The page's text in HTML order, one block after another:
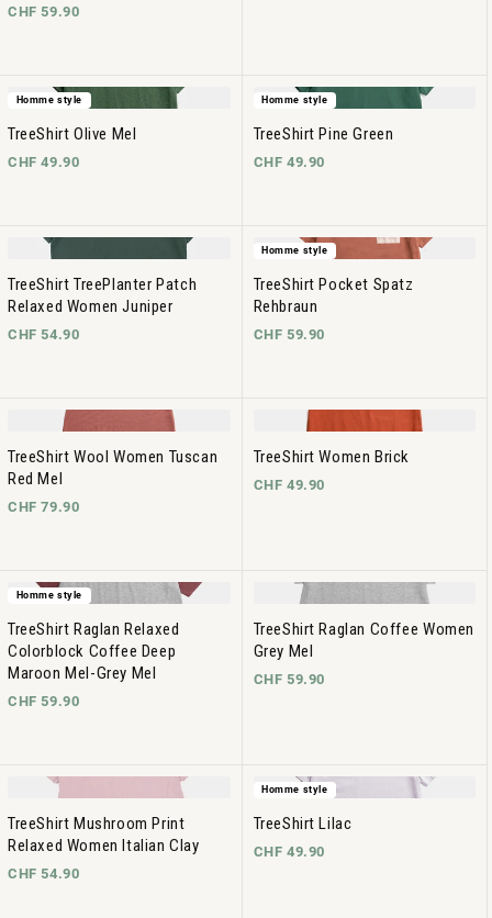
CHF 59.90
Homme style
TreeShirt Olive Mel
CHF 49.90
Homme style
TreeShirt Pine Green
CHF 49.90
TreeShirt TreePlanter Patch
Relaxed Women Juniper
CHF 54.90
Homme style
TreeShirt Pocket Spatz
Rehbraun
CHF 59.90
TreeShirt Wool Women Tuscan
Red Mel
CHF 79.90
TreeShirt Women Brick
CHF 49.90
Homme style
TreeShirt Raglan Relaxed
Colorblock Coffee Deep
Maroon Mel-Grey Mel
CHF 59.90
TreeShirt Raglan Coffee Women
Grey Mel
CHF 59.90
TreeShirt Mushroom Print
Relaxed Women Italian Clay
CHF 54.90
Homme style
TreeShirt Lilac
CHF 49.90